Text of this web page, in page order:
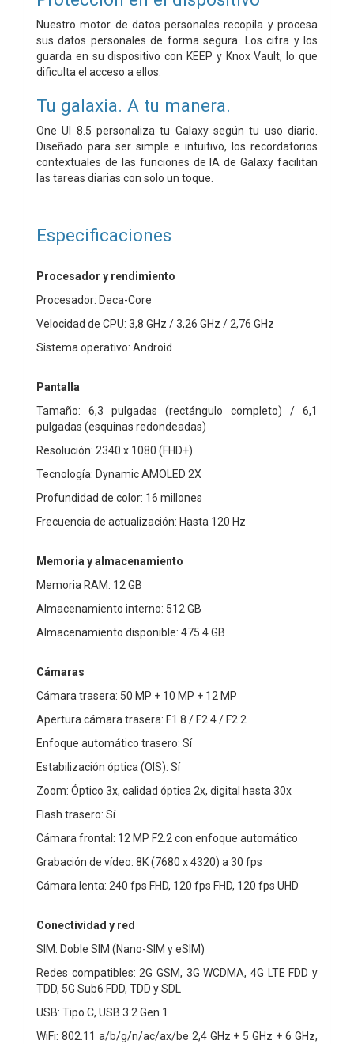
Nuestro motor de datos personales recopila y procesa
sus datos personales de forma segura. Los cifra y los
guarda en su dispositivo con KEEP y Knox Vault, lo que
dificulta el acceso a ellos.
Tu galaxia. A tu manera.
One UI 8.5 personaliza tu Galaxy según tu uso diario.
Diseñado para ser simple e intuitivo, los recordatorios
contextuales de las funciones de IA de Galaxy facilitan
las tareas diarias con solo un toque.
Especificaciones
Procesador y rendimiento
Procesador: Deca-Core
Velocidad de CPU: 3,8 GHz / 3,26 GHz / 2,76 GHz
Sistema operativo: Android
Pantalla
Tamaño: 6,3 pulgadas (rectángulo completo) / 6,1
pulgadas (esquinas redondeadas)
Resolución: 2340 x 1080 (FHD+)
Tecnología: Dynamic AMOLED 2X
Profundidad de color: 16 millones
Frecuencia de actualización: Hasta 120 Hz
Memoria y almacenamiento
Memoria RAM: 12 GB
Almacenamiento interno: 512 GB
Almacenamiento disponible: 475.4 GB
Cámaras
Cámara trasera: 50 MP + 10 MP + 12 MP
Apertura cámara trasera: F1.8 / F2.4 / F2.2
Enfoque automático trasero: Sí
Estabilización óptica (OIS): Sí
Zoom: Óptico 3x, calidad óptica 2x, digital hasta 30x
Flash trasero: Sí
Cámara frontal: 12 MP F2.2 con enfoque automático
Grabación de vídeo: 8K (7680 x 4320) a 30 fps
Cámara lenta: 240 fps FHD, 120 fps FHD, 120 fps UHD
Conectividad y red
SIM: Doble SIM (Nano-SIM y eSIM)
Redes compatibles: 2G GSM, 3G WCDMA, 4G LTE FDD y
TDD, 5G Sub6 FDD, TDD y SDL
USB: Tipo C, USB 3.2 Gen 1
WiFi: 802.11 a/b/g/n/ac/ax/be 2,4 GHz + 5 GHz + 6 GHz,